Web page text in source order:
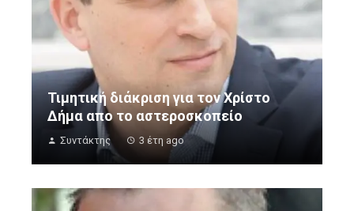
Τιμητική διάκριση για τον Χρίστο
Δήμα απο το αστεροσκοπείο
Συντάκτης 3 έτη ago